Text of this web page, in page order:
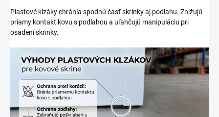
Plastové klzáky chránia spodnú časť skrinky aj podlahu. Znižujú
priamy kontakt kovu s podlahou a uľahčujú manipuláciu pri
osadení skrinky.